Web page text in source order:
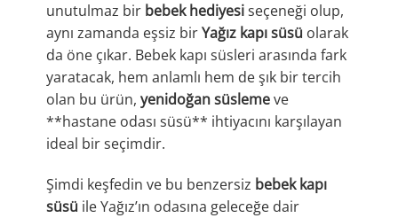
unutulmaz bir bebek hediyesiseçeneği olup,
aynı zamanda eşsiz birYağız kapı süsü olarak
da öne çıkar. Bebek kapı süsleri arasında fark
yaratacak, hem anlamlı hem de şık bir tercih
olan bu ürün, yenidoğan süslemeve
**hastane odası süsü** ihtiyacını karşılayan
ideal bir seçimdir.
Şimdi keşfedin ve bu benzersiz bebek kapı
süsü ile Yağız’ın odasına geleceğe dair